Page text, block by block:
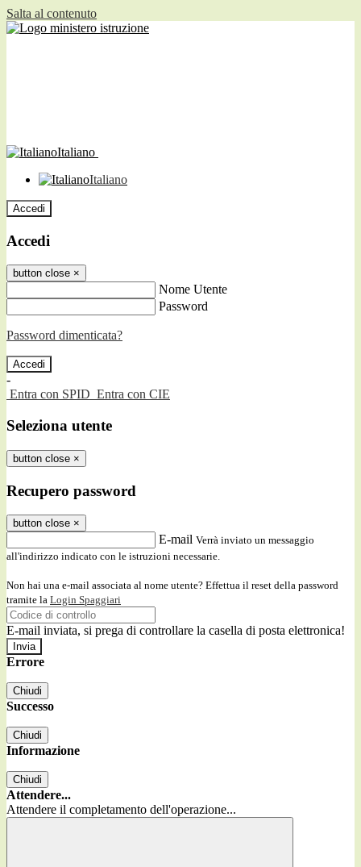
Salta al contenuto
Italiano
Italiano
Accedi
Accedi
button close ×
Nome Utente
Password
Password dimenticata?
-
Entra con SPID Entra con CIE
Seleziona utente
button close ×
Recupero password
button close ×
E-mail Verrà inviato un messaggio
all'indirizzo indicato con le istruzioni necessarie.
Non hai una e-mail associata al nome utente? Effettua il reset della password
tramite la Login Spaggiari
E-mail inviata, si prega di controllare la casella di posta elettronica!
Errore
Chiudi
Successo
Chiudi
Informazione
Chiudi
Attendere...
Attendere il completamento dell'operazione...